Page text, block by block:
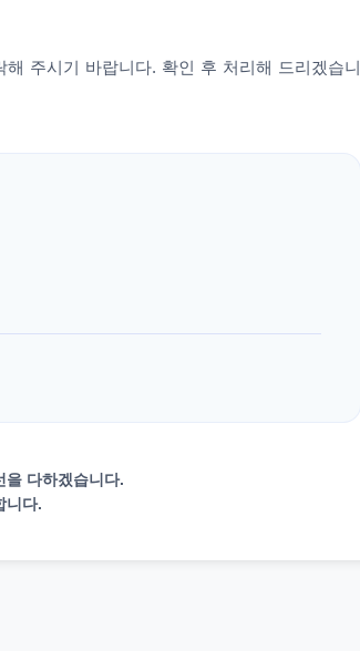
주시기 바랍니다. 확인 후 처리해 드리겠습니
을 다하겠습니다.
니다.